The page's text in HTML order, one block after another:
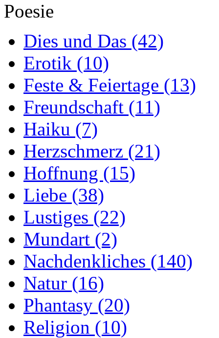
Poesie
Dies und Das (42)
Erotik (10)
Feste & Feiertage (13)
Freundschaft (11)
Haiku (7)
Herzschmerz (21)
Hoffnung (15)
Liebe (38)
Lustiges (22)
Mundart (2)
Nachdenkliches (140)
Natur (16)
Phantasy (20)
Religion (10)